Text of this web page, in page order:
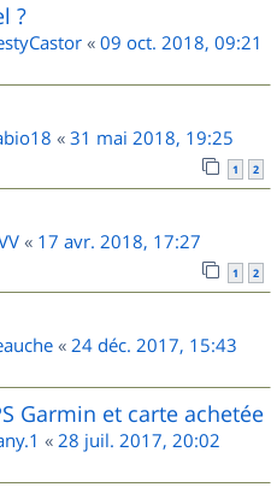
?
« 09 oct. 2018, 09:21
« 31 mai 2018, 19:25
1 2
« 17 avr. 2018, 17:27
1 2
« 24 déc. 2017, 15:43
Garmin et carte achetée
« 28 juil. 2017, 20:02